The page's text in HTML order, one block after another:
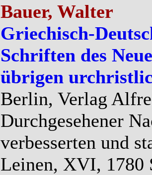
Bauer, Walter
Griechisch-
Schriften des
übrigen
Berlin, Verlag
Durchgesehener
verbesserten und
Leinen, XVI, 1780